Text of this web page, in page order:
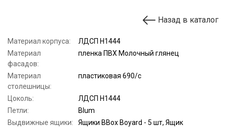
Назад в каталог
Материал корпуса:
ЛДСП Н1444
Материал
фасадов:
пленка ПВХ Молочный глянец
Материал
столешницы:
пластиковая 690/с
Цоколь:
ЛДСП Н1444
Петли:
Blum
Выдвижные ящики:
Ящики BBox Boyard - 5 шт, Ящик